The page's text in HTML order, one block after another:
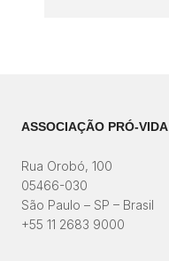
ASSOCIAÇÃO PRÓ-VIDA
Rua Orobó, 100
05466-030
São Paulo – SP – Brasil
+55 11 2683 9000